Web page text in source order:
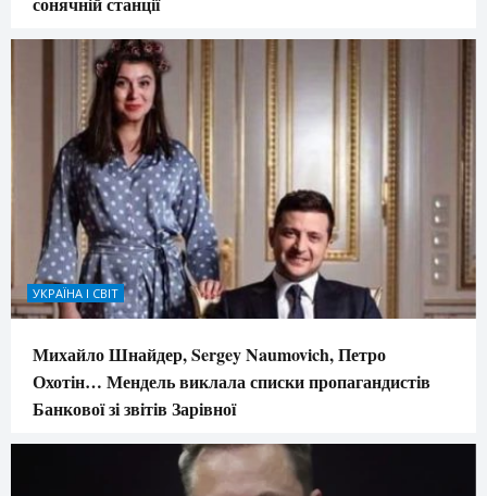
УКРАЇНА І СВІТ
Михайло Шнайдер, Sergey Naumovich, Петро
Охотін… Мендель виклала списки пропагандистів
Банкової зі звітів Зарівної